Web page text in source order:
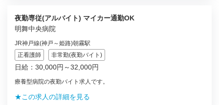
夜勤専従(アルバイト) マイカー通勤OK
明舞中央病院
JR神戸線(神戸～姫路)朝霧駅
正看護師
非常勤(夜勤バイト)
日給：30,000円～32,000円
療養型病院の夜勤バイト求人です。
★この求人の詳細を見る